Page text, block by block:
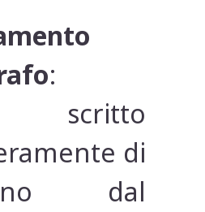
:
scritto
di
dal